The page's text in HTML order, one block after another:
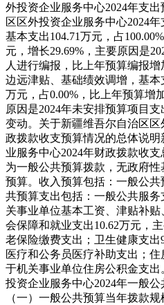
外投资企业服务中心2024年支出
区区外投资企业服务中心2024年
基本支出104.71万元，占
元，增长29.69%，主要原因是
人进行编报，比上年预算编报
边远津贴、基础绩效调增，基本
万元，占0.00%，比上年预算增
原因是2024年未安排预算项目
变动。 关于新疆维吾尔自治区
政拨款收支预算情况的总体说明
业服务中心2024年财政拨款收支
为一般公共预算拨款，无政府
预算。 收入预算包括：一般公共
共预算支出包括：一般公共服
关事业单位基本工资、津贴补
会保障和就业支出10.62万元，
老保险缴费支出；卫生健康支
医疗和公务员医疗补助支出；
于机关事业单位住房公积金支出
投资企业服务中心2024年一般
（一）一般公共预算当年拨款